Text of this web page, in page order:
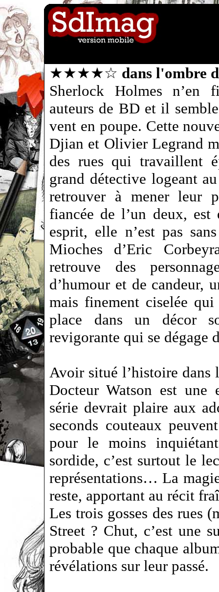
★★★★☆ dans l'ombre
Sherlock Holmes n’en
auteurs de BD et il
vent en poupe. Cette
Djian et Olivier Legrand
des rues qui travaillent
grand détective logeant
retrouver à mener leur
fiancée de l’un deux, est
esprit, elle n’est pas
Mioches d’Eric
retrouve des
d’humour et de candeur,
mais finement ciselée
place dans un décor
revigorante qui se dégage
Avoir situé l’histoire dans
Docteur Watson est une
série devrait plaire aux
seconds couteaux
pour le moins
sordide, c’est surtout le
représentations… La
reste, apportant au récit
Les trois gosses des rues
Street ? Chut, c’est une
probable que chaque
révélations sur leur passé.